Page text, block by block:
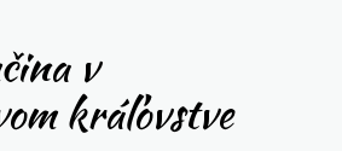
v
kráľovstve